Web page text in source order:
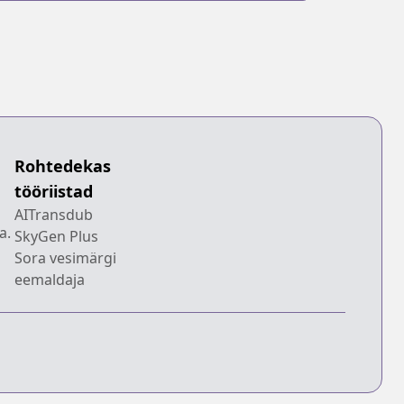
Rohtedekas
tööriistad
AITransdub
SkyGen Plus
Sora vesimärgi
eemaldaja